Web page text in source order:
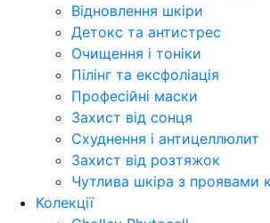
Відновлення шкіри
Детокс та антистрес
Очищення і тоніки
Пілінг та ексфоліація
Професійні маски
Захист від сонця
Схуднення і антицеллюлит
Захист від розтяжок
Чутлива шкіра з проявами
Колекції